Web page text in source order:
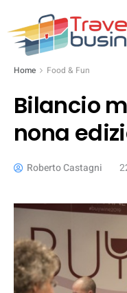
Home Food & Fun
Bilancio
nona
Roberto Castagni